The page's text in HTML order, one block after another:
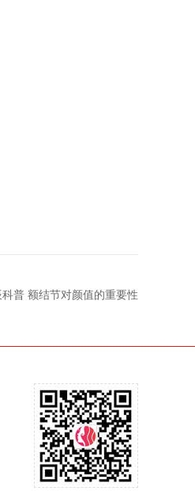
科普 额结节对颜值的重要性